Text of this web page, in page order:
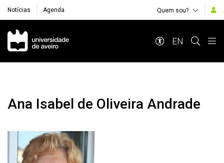
Notícias Agenda Quem sou?
Navegação Principal
EN
Ana Isabel de Oliveira Andrade